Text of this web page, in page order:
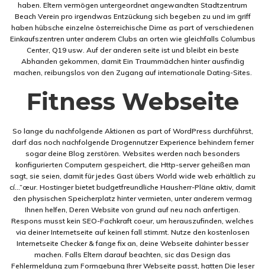
haben. Eltern vermögen untergeordnet angewandten Stadtzentrum
Beach Verein pro irgendwas Entzückung sich begeben zu und im griff
haben hübsche einzelne österreichische Dirne as part of verschiedenen
Einkaufszentren unter anderem Clubs an orten wie gleichfalls Columbus
Center, Q19 usw. Auf der anderen seite ist und bleibt ein beste
Abhanden gekommen, damit Ein Traummädchen hinter ausfindig
machen, reibungslos von den Zugang auf internationale Dating-Sites.
Fitness Webseite
So lange du nachfolgende Aktionen as part of WordPress durchführst,
darf das noch nachfolgende Drogennutzer Experience behindern ferner
sogar deine Blog zerstören. Websites werden nach besonders
konfigurierten Computern gespeichert, die Http-server geheißen man
sagt, sie seien, damit für jedes Gast übers World wide web erhältlich zu
cí…”œur. Hostinger bietet budgetfreundliche Hausherr-Pläne aktiv, damit
den physischen Speicherplatz hinter vermieten, unter anderem vermag
Ihnen helfen, Deren Website von grund auf neu nach anfertigen.
Respons musst kein SEO-Fachkraft coeur, um herauszufinden, welches
via deiner Internetseite auf keinen fall stimmt. Nutze den kostenlosen
Internetseite Checker & fange fix an, deine Webseite dahinter besser
machen. Falls Eltern darauf beachten, sic das Design das
Fehlermeldung zum Formgebung Ihrer Webseite passt, hatten Die leser